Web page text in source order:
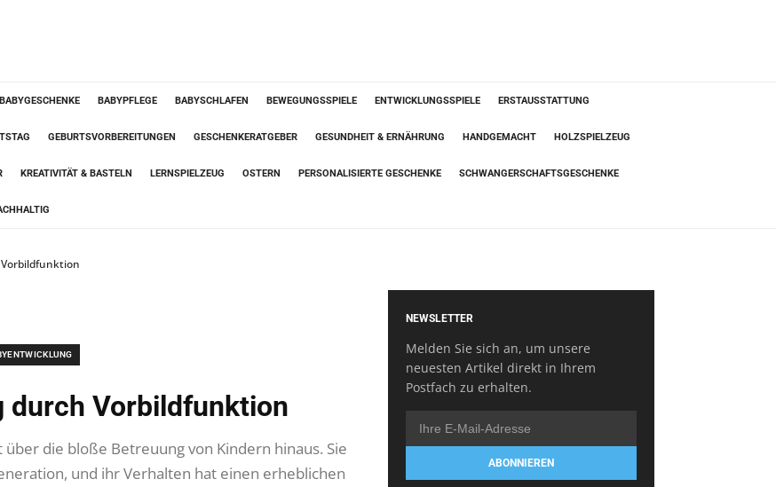
BABYGESCHENKE BABYPFLEGE BABYSCHLAFEN BEWEGUNGSSPIELE ENTWICKLUNGSSPIELE ERSTAUSSTATTUNG
GEBURTSVORBEREITUNGEN GESCHENKERATGEBER GESUNDHEIT & ERNÄHRUNG HANDGEMACHT HOLZSPIELZEUG
KREATIVITÄT & BASTELN LERNSPIELZEUG OSTERN PERSONALISIERTE GESCHENKE SCHWANGERSCHAFTSGESCHENKE
durch Vorbildfunktion
die bloße Betreuung von Kindern hinaus. Sie
und ihr Verhalten hat einen erheblichen
NEWSLETTER
Melden Sie sich an, um unsere
neuesten Artikel direkt in Ihrem
Postfach zu erhalten.
ABONNIEREN